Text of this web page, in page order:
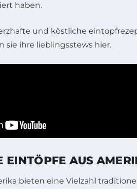
haben.
EINTÖPFE AUS
bieten eine Vielzahl